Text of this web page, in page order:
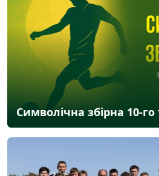
Символічна збірна 10-го